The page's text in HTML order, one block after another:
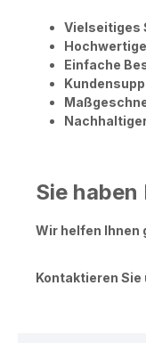
Vielseitiges
Einfache
Sie
Wir helfen Ihnen
Kontaktieren Sie